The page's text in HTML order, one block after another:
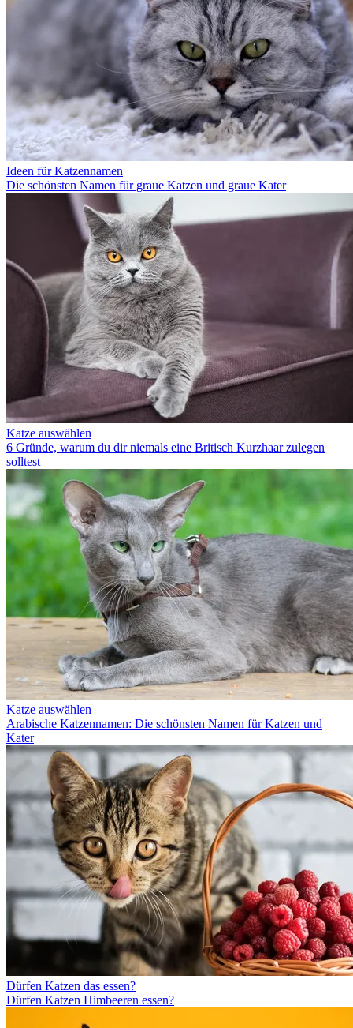
Ideen für Katzennamen
Die schönsten Namen für graue Katzen und graue Kater
Katze auswählen
6 Gründe, warum du dir niemals eine Britisch Kurzhaar zulegen
solltest
Katze auswählen
Arabische Katzennamen: Die schönsten Namen für Katzen und
Kater
Dürfen Katzen das essen?
Dürfen Katzen Himbeeren essen?